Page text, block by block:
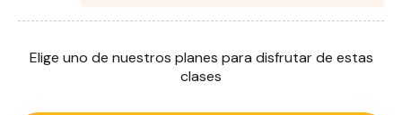
Elige uno de nuestros planes para disfrutar de estas
clases